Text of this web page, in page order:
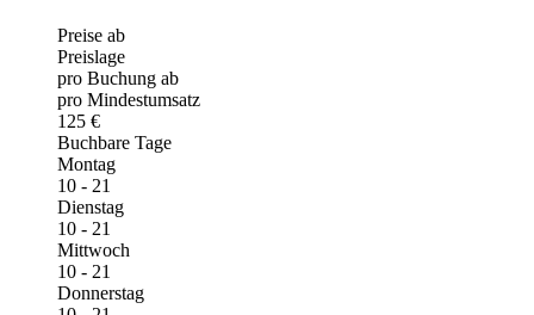
Preise ab
Preislage
pro Buchung ab
pro Mindestumsatz
125 €
Buchbare Tage
Montag
10 - 21
Dienstag
10 - 21
Mittwoch
10 - 21
Donnerstag